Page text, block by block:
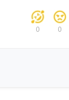
0 0